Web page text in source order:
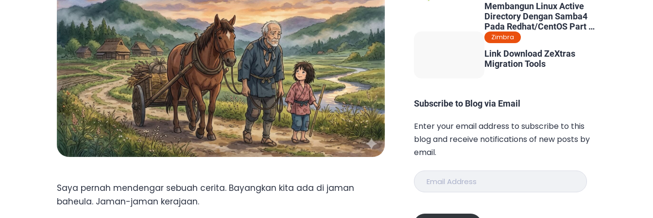
Saya pernah mendengar sebuah cerita. Bayangkan kita ada di jaman
baheula. Jaman-jaman kerajaan.
Membangun Linux Active
Directory Dengan Samba4
Pada Redhat/CentOS Part 5
: Konfigurasi Dynamic DNS
& Kerberos
Zimbra
Link Download ZeXtras
Migration Tools
Subscribe to Blog via Email
Enter your email address to subscribe to this
blog and receive notifications of new posts by
email.
Email
Address